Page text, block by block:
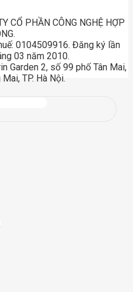
CỔ PHẦN CÔNG NGHỆ HỢP
0104509916. Đăng ký lần
03 năm 2010.
Garden 2, số 99 phố Tân Mai,
TP. Hà Nội.